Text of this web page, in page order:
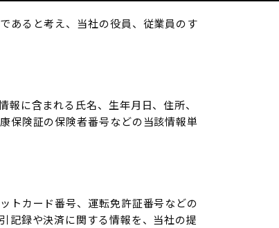
ると考え、当社の役員、従業員のす
に含まれる氏名、生年月日、住所、
保険証の保険者番号などの当該情報単
トカード番号、運転免許証番号などの
記録や決済に関する情報を、当社の提